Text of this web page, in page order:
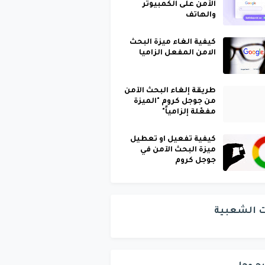
الآمن على الكمبيوتر
والهاتف
كيفية الغاء ميزة البحث
الامن المفعل الزاميا
طريقة إلغاء البحث الآمن
من جوجل كروم "الميزة
مفعّلة إلزامياً"
كيفية تفعيل او تعطيل
ميزة البحث الآمن في
جوجل كروم
الشعبية